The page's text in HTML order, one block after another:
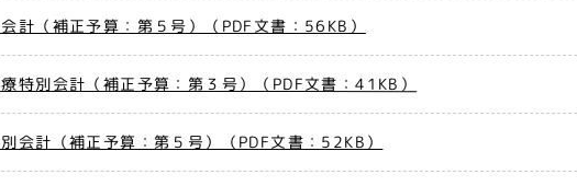
計（補正予算：第５号）（PDF文書：56KB）
特別会計（補正予算：第３号）（PDF文書：41KB）
会計（補正予算：第５号）（PDF文書：52KB）